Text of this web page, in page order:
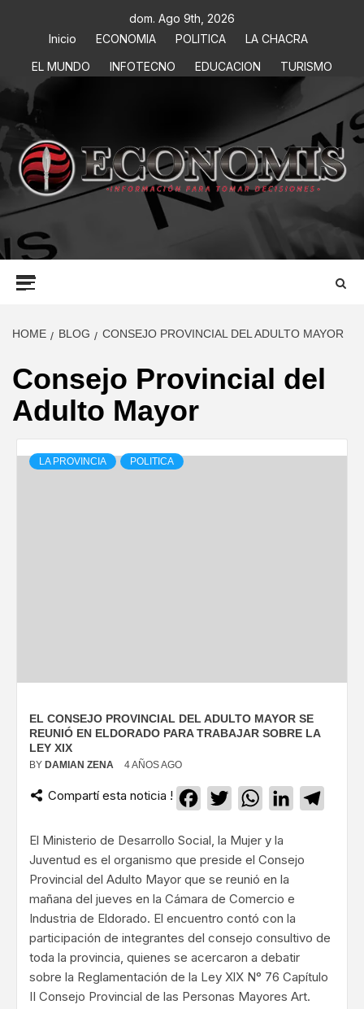
dom. Ago 9th, 2026
Inicio
ECONOMIA POLITICA
LA CHACRA
EL MUNDO
INFOTECNO EDUCACION TURISMO
ECONOMIS
INFORMACIÓN PARA TOMAR DECISIONES
HOME BLOG CONSEJO PROVINCIAL DEL ADULTO MAYOR
Consejo Provincial del
Adulto Mayor
LA PROVINCIA POLITICA
EL CONSEJO PROVINCIAL DEL ADULTO MAYOR SE
REUNIÓ EN ELDORADO PARA TRABAJAR SOBRE LA
LEY XIX
BY DAMIAN ZENA 4 AÑOS AGO
Compartí esta noticia ! Facebook
TwitterWhatsApp
LinkedIn
El Ministerio de Desarrollo Social, la Mujer y la
Juventud es el organismo que preside el Consejo
Provincial del Adulto Mayor que se reunió en la
mañana del jueves en la Cámara de Comercio e
Industria de Eldorado. El encuentro contó con la
participación de integrantes del consejo consultivo de
toda la provincia, quienes se acercaron a debatir
sobre la Reglamentación de la Ley XlX N° 76 Capítulo
II Consejo Provincial de las Personas Mayores Art.